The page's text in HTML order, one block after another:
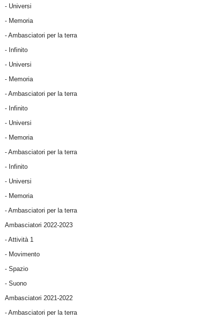
- Universi
- Memoria
- Ambasciatori per la terra
- Infinito
- Universi
- Memoria
- Ambasciatori per la terra
- Infinito
- Universi
- Memoria
- Ambasciatori per la terra
- Infinito
- Universi
- Memoria
- Ambasciatori per la terra
Ambasciatori 2022-2023
- Attività 1
- Movimento
- Spazio
- Suono
Ambasciatori 2021-2022
- Ambasciatori per la terra